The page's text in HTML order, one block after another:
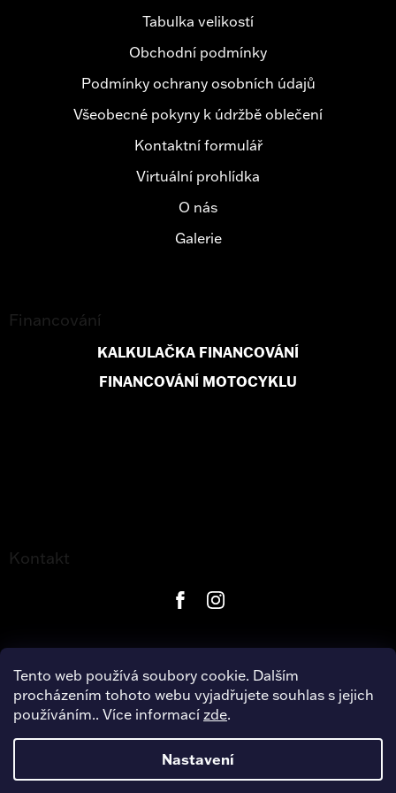
Tento web používá soubory cookie. Dalším
procházením tohoto webu vyjadřujete souhlas s jejich
používáním.. Více informací zde.
Nastavení
Kontakt
Tabulka velikostí
Obchodní podmínky
Podmínky ochrany osobních údajů
Všeobecné pokyny k údržbě oblečení
Kontaktní formulář
Virtuální prohlídka
O nás
Galerie
Financování
KALKULAČKA FINANCOVÁNÍ
FINANCOVÁNÍ MOTOCYKLU
Úpravu šablony vytvořilREJ Media